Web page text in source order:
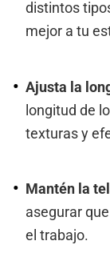
distintos
mejor a tu
Ajusta la
longitud de
texturas y
Mantén la
asegurar
el trabajo.